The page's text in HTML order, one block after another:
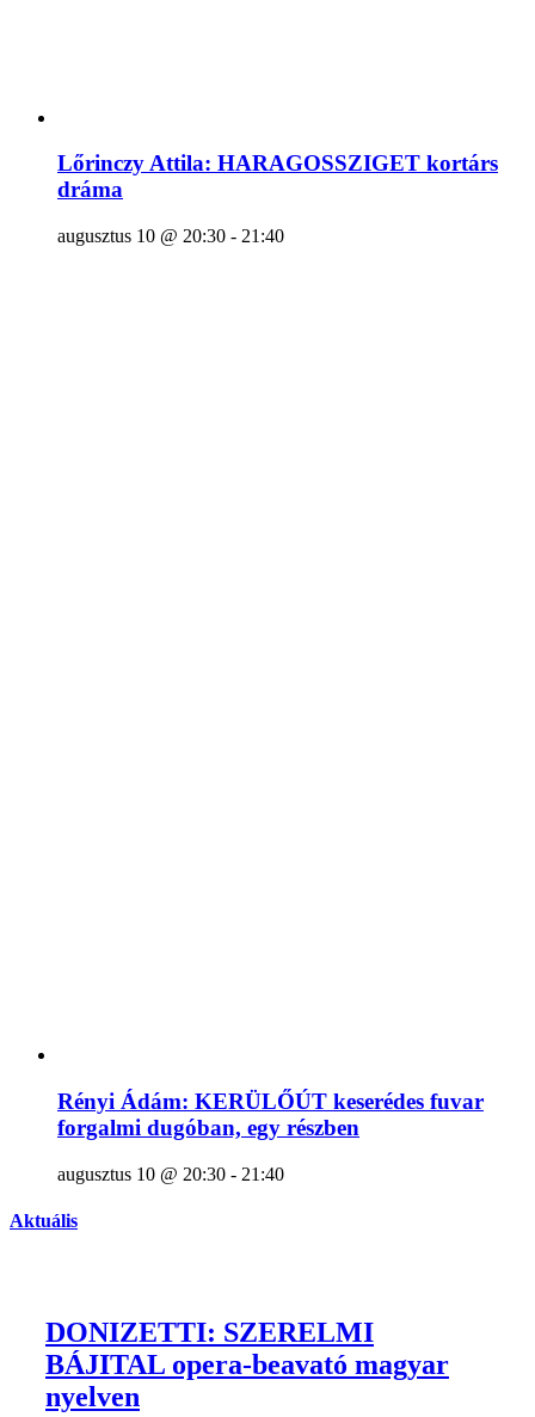
Lőrinczy Attila: HARAGOSSZIGET kortárs
dráma
augusztus 10 @ 20:30 - 21:40
Rényi Ádám: KERÜLŐÚT keserédes fuvar
forgalmi dugóban, egy részben
augusztus 10 @ 20:30 - 21:40
Aktuális
DONIZETTI: SZERELMI
BÁJITAL opera-beavató magyar
nyelven